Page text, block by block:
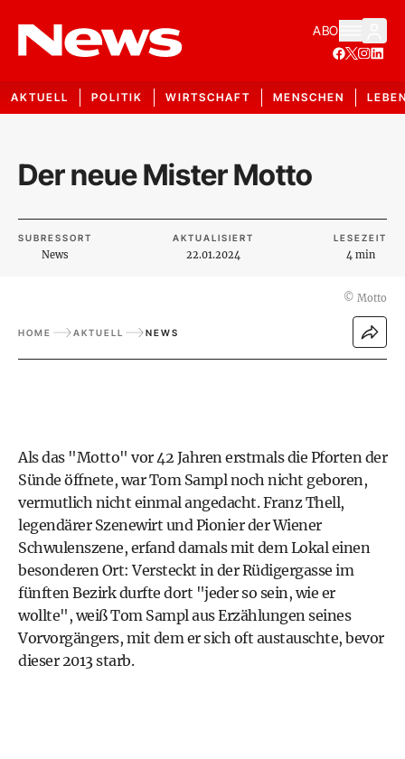
ABO
AKTUELL POLITIK WIRTSCHAFT MENSCHEN
Der neue Mister Motto
SUBRESSORT
News
AKTUALISIERT
22.01.2024
LESEZEIT
4 min
© Motto
HOME AKTUELL NEWS
Als das "Motto" vor 42 Jahren erstmals die Pforten der
Sünde öffnete, war Tom Sampl noch nicht geboren,
vermutlich nicht einmal angedacht. Franz Thell,
legendärer Szenewirt und Pionier der Wiener
Schwulenszene, erfand damals mit dem Lokal einen
besonderen Ort: Versteckt in der Rüdigergasse im
fünften Bezirk durfte dort "jeder so sein, wie er
wollte", weiß Tom Sampl aus Erzählungen seines
Vorvorgängers, mit dem er sich oft austauschte, bevor
dieser 2013 starb.